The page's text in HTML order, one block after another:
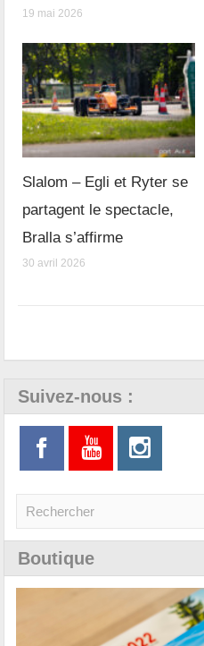
19 mai 2026
Slalom – Egli et Ryter se
partagent le spectacle,
Bralla s’affirme
30 avril 2026
Suivez-nous :
Boutique